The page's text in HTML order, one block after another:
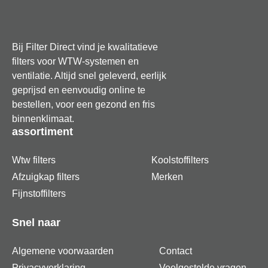
Precieze passing voor de Zehnder ComfoD 350,
450 en 550 ventilatie-units
Draagt bij aan een lager energieverbruik van de
motor door een lage luchtweerstand
Verbetert de hygiëne in huis aanzienlijk voor
Set bevat twee filters voor een complete verfrissing
van je ventilatiesysteem
die vindt dat zuivere lucht in huis voor iedereen
selecteren hun assortiment op basis van technische
Bij Filter Direct vind je kwalitatieve
filters voor WTW-systemen en
ventilatie. Altijd snel geleverd, eerlijk
geprijsd en eenvoudig online te
bestellen, voor een gezond en fris
binnenklimaat.
assortiment
Wtw filters
Afzuigkap filters
Fijnstoffilters
Koolstoffilters
Merken
Snel naar
Algemene voorwaarden
Contact